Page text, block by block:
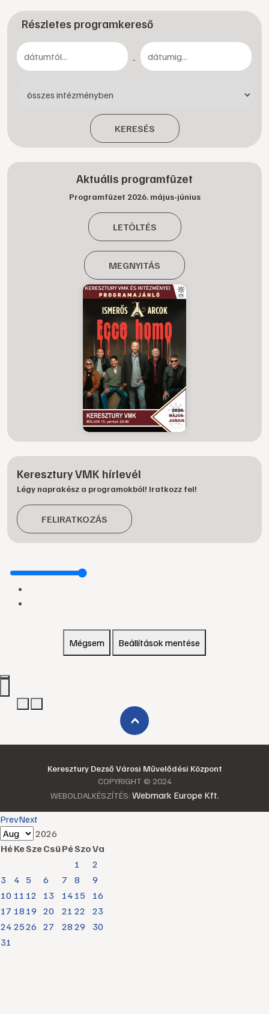
Részletes programkereső
-
KERESÉS
Aktuális programfüzet
Programfüzet 2026. május-június
LETÖLTÉS
MEGNYITÁS
Keresztury VMK hírlevél
Légy naprakész a programokból! Iratkozz fel!
FELIRATKOZÁS
Mégsem Beállítások mentése
›
Keresztury Dezső Városi Művelődési Központ
COPYRIGHT © 2024
WEBOLDALKÉSZÍTÉS: Webmark Europe Kft.
PrevNext
2026
HéKeSzeCsüPéSzoVa
1
2
3
4 5 6 7 8
9
10 11 12 13 14 15
16
17 18 19 20 21 22
23
24 2526 27 28 29
30
31